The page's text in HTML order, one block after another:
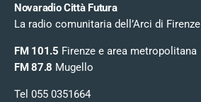
Novaradio Città Futura
La radio comunitaria dell’Arci di Firenze
FM 101.5 Firenze e area metropolitana
FM 87.8 Mugello
Tel 055 0351664